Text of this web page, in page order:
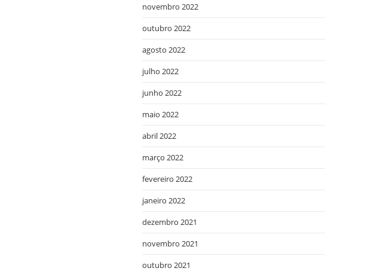
novembro 2022
outubro 2022
agosto 2022
julho 2022
junho 2022
maio 2022
abril 2022
março 2022
fevereiro 2022
janeiro 2022
dezembro 2021
novembro 2021
outubro 2021